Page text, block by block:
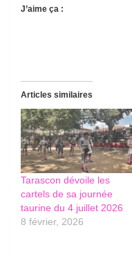
J’aime ça :
Articles similaires
Tarascon dévoile les
cartels de sa journée
taurine du 4 juillet 2026
8 février, 2026